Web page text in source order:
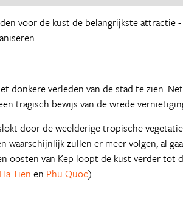
voor de kust de belangrijkste attractie
donkere verleden van de stad te zien.
tragisch bewijs van de wrede
door de weelderige tropische
waarschijnlijk zullen er meer volgen, al
oosten van Kep loopt de kust verder tot
Ha Tien en Phu Quoc).